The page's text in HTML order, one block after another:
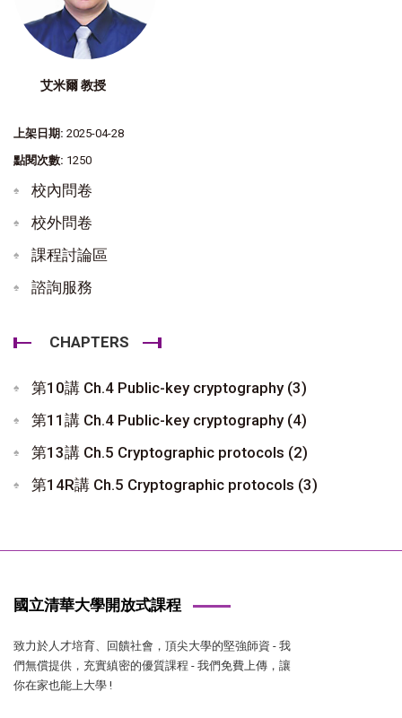
艾米爾 教授
上架日期: 2025-04-28
點閱次數: 1250
校內問卷
校外問卷
課程討論區
諮詢服務
CHAPTERS
第10講 Ch.4 Public-key cryptography (3)
第11講 Ch.4 Public-key cryptography (4)
第13講 Ch.5 Cryptographic protocols (2)
第14R講 Ch.5 Cryptographic protocols (3)
國立清華大學開放式課程
致力於人才培育、回饋社會，頂尖大學的堅強師資 - 我
們無償提供，充實縝密的優質課程 - 我們免費上傳，讓
你在家也能上大學 !